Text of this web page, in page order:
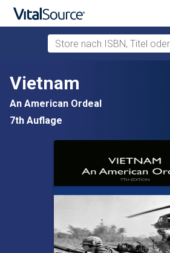
Zum Hauptinhalt springen
Store nach ISBN, Titel oder
Vietnam
An American Ordeal
7th Auflage